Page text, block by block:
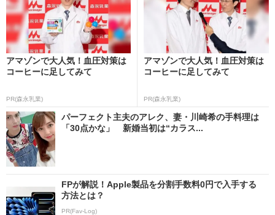
アマゾンで大人気！血圧対策は
コーヒーに足してみて
PR(森永乳業)
アマゾンで大人気！血圧対策は
コーヒーに足してみて
PR(森永乳業)
パーフェクト主夫のアレク、妻・川崎希の手料理は
「30点かな」 新婚当初は“カラス...
FPが解説！Apple製品を分割手数料0円で入手する
方法とは？
PR(Fav-Log)